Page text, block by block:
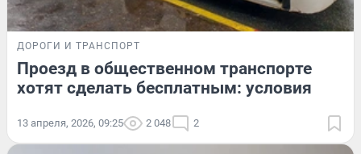
ДОРОГИ И ТРАНСПОРТ
Проезд в общественном транспорте
хотят сделать бесплатным: условия
13 апреля, 2026, 09:25 2 048 2